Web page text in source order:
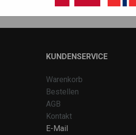
KUNDENSERVICE
Warenkorb
Bestellen
AGB
Kontakt
E-Mail